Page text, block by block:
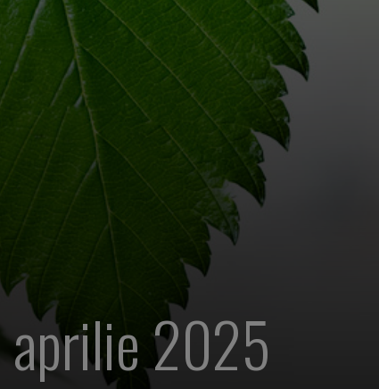
aprilie 2025